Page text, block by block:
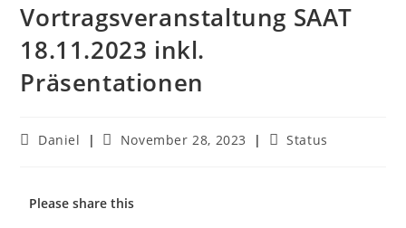
Vortragsveranstaltung SAAT
18.11.2023 inkl.
Präsentationen
Daniel November 28, 2023 Status
Please share this